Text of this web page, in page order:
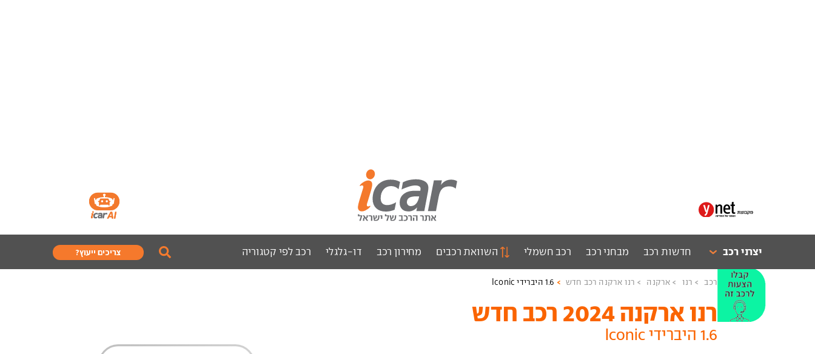
יצרני רכב חדשות רכב מבחני רכב רכב חשמלי השוואת רכבים מחירון רכב דו-גלגלי רכב לפי קטגוריה צריכים ייעוץ?
רכב רנו ארקנה רנו ארקנה רכב חדש 1.6 היברידי Iconic
רנו ארקנה 2024 רכב חדש
1.6 היברידי Iconic